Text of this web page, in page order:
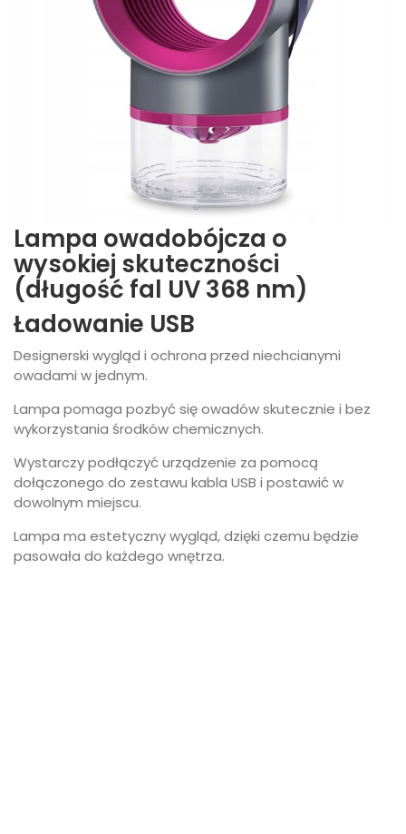
Lampa owadobójcza o
wysokiej skuteczności
(długość fal UV 368 nm)
Ładowanie USB
Designerski wygląd i ochrona przed niechcianymi
owadami w jednym.
Lampa pomaga pozbyć się owadów skutecznie i bez
wykorzystania środków chemicznych.
Wystarczy podłączyć urządzenie za pomocą
dołączonego do zestawu kabla USB i postawić w
dowolnym miejscu.
Lampa ma estetyczny wygląd, dzięki czemu będzie
pasowała do każdego wnętrza.